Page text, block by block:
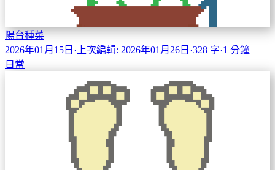
陽台種菜
2026年01月15日 ·上次編輯: 2026年01月26日 ·328 字·1 分鐘
日常